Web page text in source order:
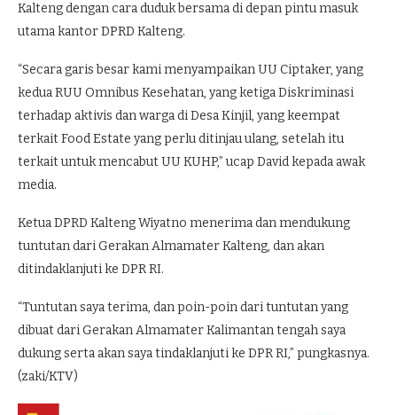
Kalteng dengan cara duduk bersama di depan pintu masuk
utama kantor DPRD Kalteng.
“Secara garis besar kami menyampaikan UU Ciptaker, yang
kedua RUU Omnibus Kesehatan, yang ketiga Diskriminasi
terhadap aktivis dan warga di Desa Kinjil, yang keempat
terkait Food Estate yang perlu ditinjau ulang, setelah itu
terkait untuk mencabut UU KUHP,” ucap David kepada awak
media.
Ketua DPRD Kalteng Wiyatno menerima dan mendukung
tuntutan dari Gerakan Almamater Kalteng, dan akan
ditindaklanjuti ke DPR RI.
“Tuntutan saya terima, dan poin-poin dari tuntutan yang
dibuat dari Gerakan Almamater Kalimantan tengah saya
dukung serta akan saya tindaklanjuti ke DPR RI,” pungkasnya.
(zaki/KTV)